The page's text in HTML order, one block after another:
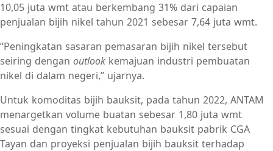
10,05 juta wmt atau berkembang 31% dari capaian
penjualan bijih nikel tahun 2021 sebesar 7,64 juta wmt.
“Peningkatan sasaran pemasaran bijih nikel tersebut
seiring dengan outlook kemajuan industri pembuatan
nikel di dalam negeri,” ujarnya.
Untuk komoditas bijih bauksit, pada tahun 2022, ANTAM
menargetkan volume buatan sebesar 1,80 juta wmt
sesuai dengan tingkat kebutuhan bauksit pabrik CGA
Tayan dan proyeksi penjualan bijih bauksit terhadap